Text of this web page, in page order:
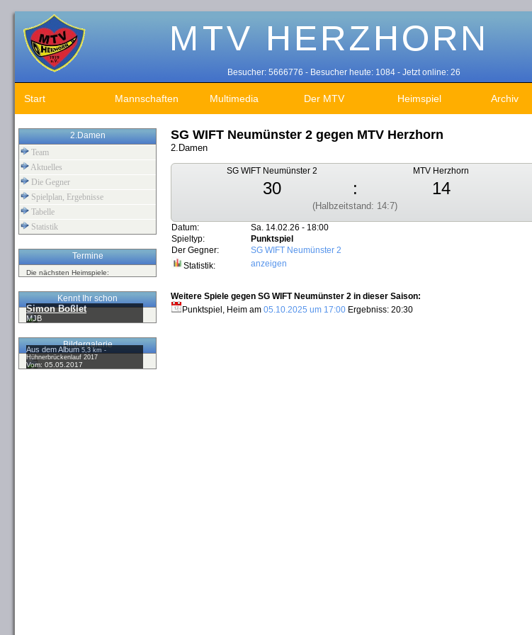
Besucher: 5666776 - Besucher heute: 1084 - Jetzt online: 26
Start Mannschaften Multimedia Der MTV Heimspiel Archiv
2.Damen
Team
Aktuelles
Die Gegner
Spielplan, Ergebnisse
Tabelle
Statistik
Termine
Die nächsten Heimspiele:
Kennt Ihr schon
Simon Boßlet
MJB
Bildergalerie
Aus dem Album5,3 km -
Hühnerbrückenlauf 2017
Vom: 05.05.2017
SG WIFT Neumünster 2 gegen MTV Herzhorn
2.Damen
SG WIFT Neumünster 2 MTV Herzhorn
30 : 14
(Halbzeitstand: 14:7)
Datum:
Sa. 14.02.26 - 18:00
Spieltyp:
Punktspiel
Der Gegner:
SG WIFT Neumünster 2
Statistik:
anzeigen
Weitere Spiele gegen SG WIFT Neumünster 2 in dieser Saison:
Punktspiel, Heim am 05.10.2025 um 17:00 Ergebniss: 20:30